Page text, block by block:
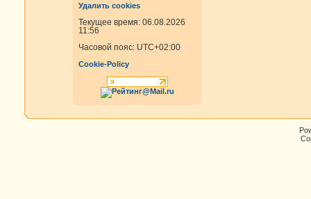
Удалить cookies
Текущее время: 06.08.2026
11:56
Часовой пояс: UTC+02:00
Cookie-Policy